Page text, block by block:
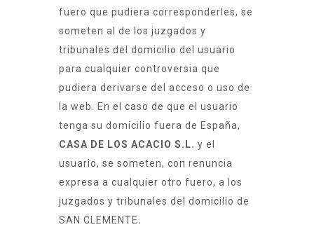
fuero que pudiera corresponderles, se
someten al de los juzgados y
tribunales del domicilio del usuario
para cualquier controversia que
pudiera derivarse del acceso o uso de
la web. En el caso de que el usuario
tenga su domicilio fuera de España,
CASA DE LOS ACACIO S.L. y el
usuario, se someten, con renuncia
expresa a cualquier otro fuero, a los
juzgados y tribunales del domicilio de
SAN CLEMENTE.